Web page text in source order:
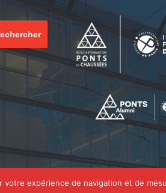
votre expérience de navigation et de